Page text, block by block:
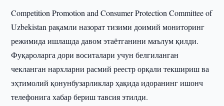
Competition Promotion and Consumer Protection Committee of
Uzbekistan рақамли назорат тизими доимий мониторинг
режимида ишлашда давом этаётганини маълум қилди.
Фуқароларга дори воситалари учун белгиланган
чекланган нархларни расмий реестр орқали текшириш ва
эҳтимолий қонунбузарликлар ҳақида идоранинг ишонч
телефонига хабар бериш тавсия этилди.